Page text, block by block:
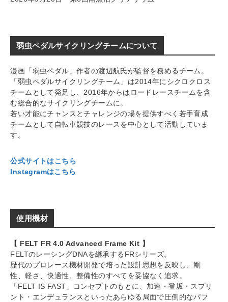
弱虫ペダルサイクリングチームについて
漫画「弱虫ペダル」作者の渡辺航氏が監督を務めるチーム。
「弱虫ペダルサイクリングチーム」は2014年にシクロクロス
チームとして発足し、2016年からはロードレースチームを含
む総合的なサイクリングチームに。
若い才能にチャンスとチャレンジの場を提供すべく若手育成
チームとして自転車競技のレースを中心として活動していま
す。
公式サイトはこちら
Instagramはこちら
使用機材
【 FELT FR 4.0 Advanced Frame Kit 】
FELTのレーシングDNAを継承するFRシリーズ。
歴代のプロレース機材開発で培った設計思想を反映し、剛
性、軽さ、快適性、整備性のすべてを妥協なく追求。
「FELT IS FAST」コンセプトのもとに、加速・登坂・スプリ
ント・エンデュランスといったあらゆる局面で圧倒的なパフ